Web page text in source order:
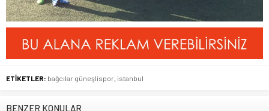
ETİKETLER: bağcılar güneşlispor istanbul
BENZER KONULAR